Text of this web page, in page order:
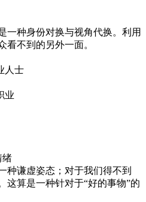
一种身份对换与视角代换。利用
看不到的另外一面。
人士
业
绪
种谦虚姿态；对于我们得不到
这算是一种针对于“好的事物”的